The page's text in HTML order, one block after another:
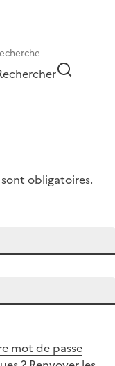
obligatoires.
mot de passe